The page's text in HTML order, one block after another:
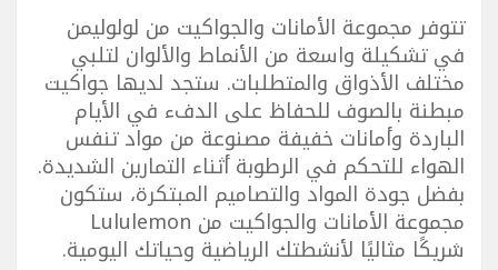
تتوفر مجموعة الأمانات والجواكيت من لولوليمن
في تشكيلة واسعة من الأنماط والألوان لتلبي
مختلف الأذواق والمتطلبات. ستجد لديها جواكيت
مبطنة بالصوف للحفاظ على الدفء في الأيام
الباردة وأمانات خفيفة مصنوعة من مواد تنفس
الهواء للتحكم في الرطوبة أثناء التمارين الشديدة.
بفضل جودة المواد والتصاميم المبتكرة، ستكون
مجموعة الأمانات والجواكيت من Lululemon
شريكًا مثاليًا لأنشطتك الرياضية وحياتك اليومية.